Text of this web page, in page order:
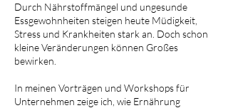
Durch Nährstoffmängel und ungesunde
Essgewohnheiten steigen heute Müdigkeit,
Stress und Krankheiten stark an. Doch schon
kleine Veränderungen können Großes
bewirken.
In meinen Vorträgen und Workshops für
Unternehmen zeige ich, wie Ernährung